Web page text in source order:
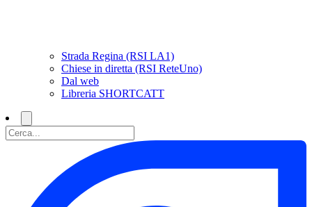
Strada Regina (RSI LA1)
Chiese in diretta (RSI ReteUno)
Dal web
Libreria SHORTCATT